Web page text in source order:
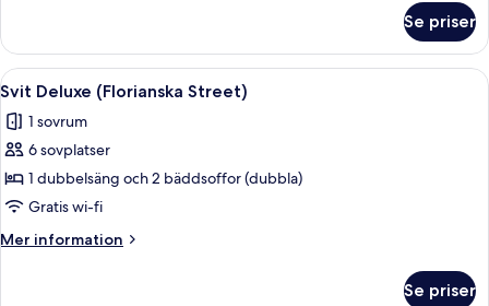
Deluxe
(Floriańska
Street)
Se priser
Öppna
alla
foton
för
Svit
Deluxe
(Florianska
Street)
Ett sovrum med en stor säng, en
6
Svit Deluxe (Florianska Street)
1 sovrum
6 sovplatser
1 dubbelsäng och 2 bäddsoffor (dubbla)
Gratis wi-fi
Mer information
Mer
Se priser